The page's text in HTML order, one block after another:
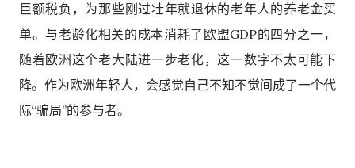
巨额税负，为那些刚过壮年就退休的老年人的养老金买
单。与老龄化相关的成本消耗了欧盟GDP的四分之一，
随着欧洲这个老大陆进一步老化，这一数字不太可能下
降。作为欧洲年轻人，会感觉自己不知不觉间成了一个代
际“骗局”的参与者。